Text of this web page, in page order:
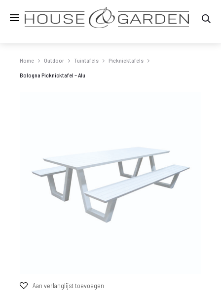
Home Outdoor Tuintafels Picknicktafels
Bologna Picknicktafel – Alu
Aan verlanglijst toevoegen